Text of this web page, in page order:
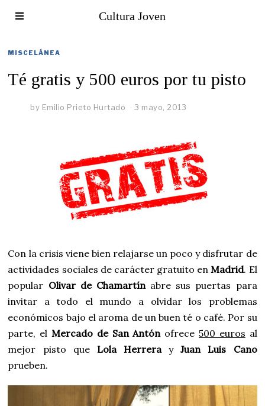
Cultura Joven
MISCELÁNEA
Té gratis y 500 euros por tu pisto
by Emilio Prieto Hurtado 3 mayo, 2013
Con la crisis viene bien relajarse un poco y disfrutar de
actividades sociales de carácter gratuito en Madrid. El
popular Olivar de Chamartínabre sus puertas para
invitar a todo el mundo a olvidar los problemas
económicos bajo el aroma de un buen té o café. Por su
parte, el Mercado de San Antón ofrece 500 euros al
mejor pisto que Lola HerrerayJuan Luis Cano
prueben.